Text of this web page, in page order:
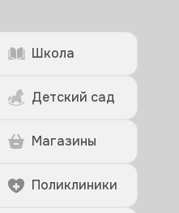
Школа
Детский сад
Магазины
Поликлиники